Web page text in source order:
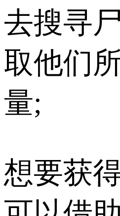
去搜寻
取他们
量;
想要获